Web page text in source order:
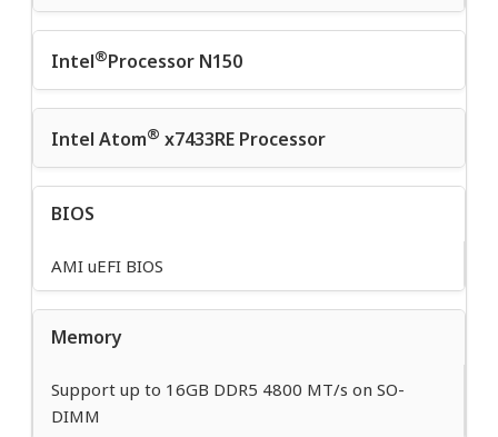
Intel®Processor N150
Intel Atom® x7433RE Processor
BIOS
AMI uEFI BIOS
Memory
Support up to 16GB DDR5 4800 MT/s on SO-
DIMM